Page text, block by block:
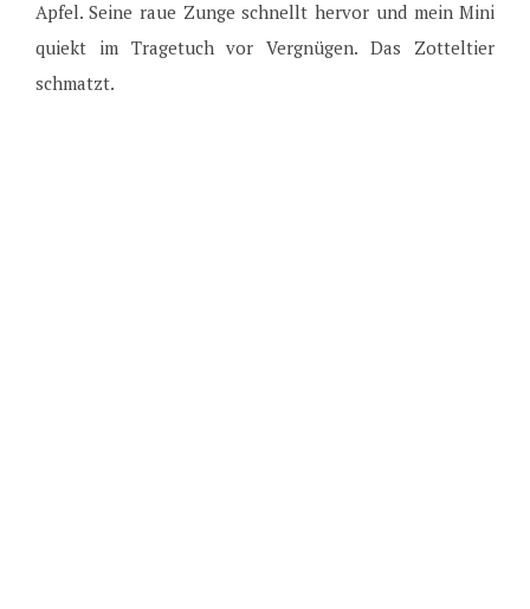
Apfel. Seine raue Zunge schnellt hervor und mein Mini
quiekt im Tragetuch vor Vergnügen. Das Zotteltier
schmatzt.